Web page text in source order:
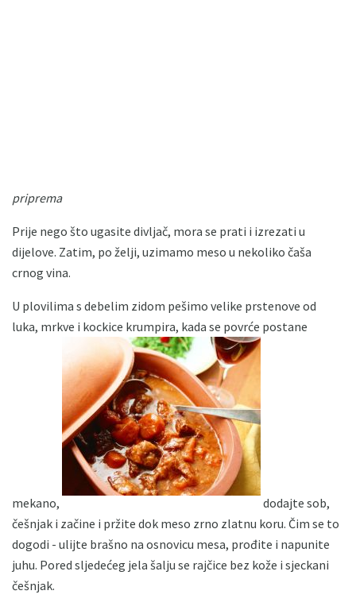
priprema
Prije nego što ugasite divljač, mora se prati i izrezati u
dijelove. Zatim, po želji, uzimamo meso u nekoliko čaša
crnog vina.
U plovilima s debelim zidom pešimo velike prstenove od
luka, mrkve i kockice krumpira, kada se povrće postane
mekano,
dodajte sob,
češnjak i začine i pržite dok meso zrno zlatnu koru. Čim se to
dogodi - ulijte brašno na osnovicu mesa, prođite i napunite
juhu. Pored sljedećeg jela šalju se rajčice bez kože i sjeckani
češnjak.